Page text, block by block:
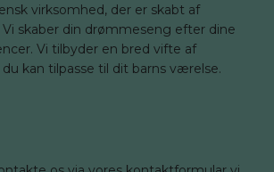
virksomhed, der er skabt af
skaber din drømmeseng efter dine
Vi tilbyder en bred vifte af
kan tilpasse til dit barns værelse.